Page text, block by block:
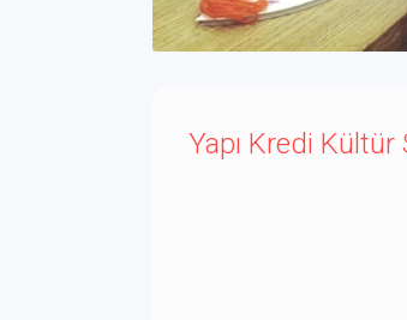
Yapı Kredi Kültür